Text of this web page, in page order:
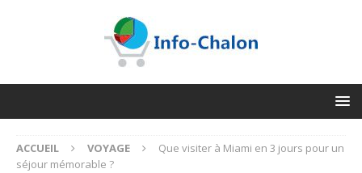
ACCUEIL VOYAGE
​Que visiter à Miami en 3 jours pour un
séjour mémorable ?